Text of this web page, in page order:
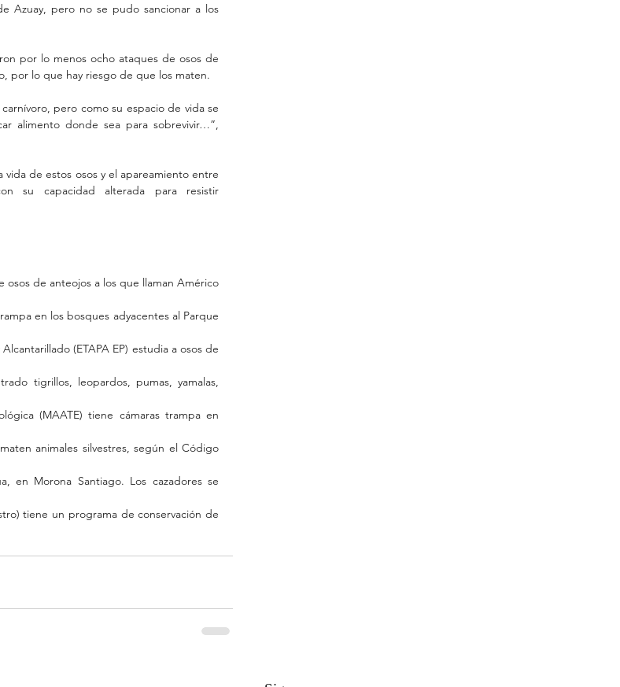
Azuay, pero no se pudo sancionar a los
por lo menos ocho ataques de osos de
por lo que hay riesgo de que los maten.
pero como su espacio de vida se
alimento donde sea para sobrevivir…”,
de estos osos y el apareamiento entre
su capacidad alterada para resistir
osos de anteojos a los que llaman Américo
en los bosques adyacentes al Parque
(ETAPA EP) estudia a osos de
tigrillos, leopardos, pumas, yamalas,
(MAATE) tiene cámaras trampa en
animales silvestres, según el Código
en Morona Santiago. Los cazadores se
tiene un programa de conservación de